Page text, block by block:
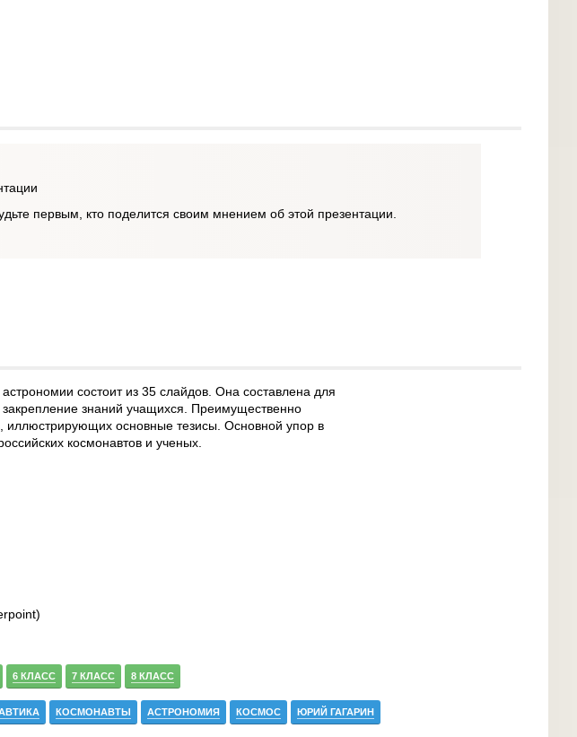
первым, кто поделится своим мнением об этой презентации.
состоит из 35 слайдов. Она составлена для
знаний учащихся. Преимущественно
иллюстрирующих основные тезисы. Основной упор в
космонавтов и ученых.
6 КЛАСС 7 КЛАСС 8 КЛАСС
КОСМОНАВТЫ АСТРОНОМИЯ КОСМОС ЮРИЙ ГАГАРИН